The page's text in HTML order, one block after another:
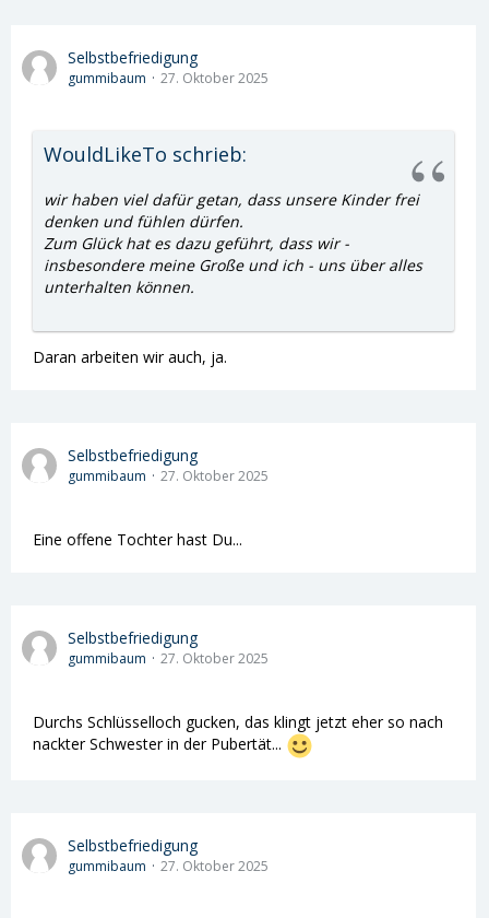
Selbstbefriedigung
gummibaum 27. Oktober 2025
WouldLikeTo schrieb:
wir haben viel dafür getan, dass unsere Kinder frei
denken und fühlen dürfen.
Zum Glück hat es dazu geführt, dass wir -
insbesondere meine Große und ich - uns über alles
unterhalten können.
Daran arbeiten wir auch, ja.
Selbstbefriedigung
gummibaum 27. Oktober 2025
Eine offene Tochter hast Du...
Selbstbefriedigung
gummibaum 27. Oktober 2025
Durchs Schlüsselloch gucken, das klingt jetzt eher so nach
nackter Schwester in der Pubertät...
Selbstbefriedigung
gummibaum 27. Oktober 2025